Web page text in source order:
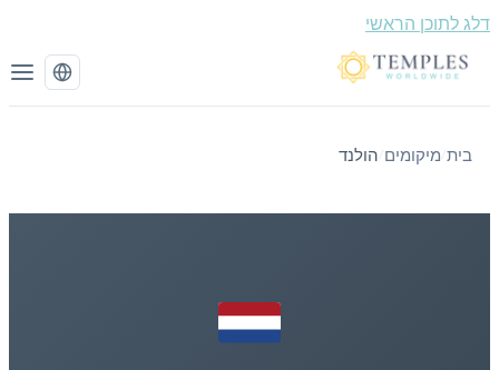
לתוכן הראשי
/מיקומים/הולנד